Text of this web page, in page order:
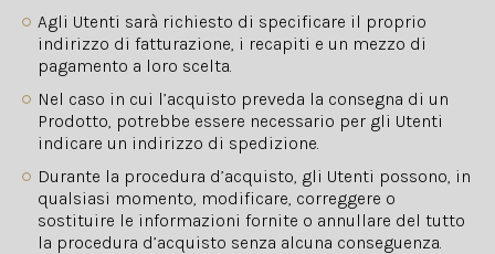
Agli Utenti sarà richiesto di specificare il proprio
indirizzo di fatturazione, i recapiti e un mezzo di
pagamento a loro scelta.
Nel caso in cui l’acquisto preveda la consegna di un
Prodotto, potrebbe essere necessario per gli Utenti
indicare un indirizzo di spedizione.
Durante la procedura d’acquisto, gli Utenti possono, in
qualsiasi momento, modificare, correggere o
sostituire le informazioni fornite o annullare del tutto
la procedura d’acquisto senza alcuna conseguenza.